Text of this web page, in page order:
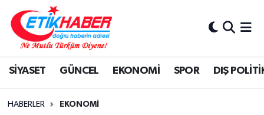
SİYASET GÜNCEL EKONOMİ SPOR DIŞ
HABERLER EKONOMİ
BİLİM-TEKNOLOJİ
DIŞ POLİTİKA
DÜNYA
Nöbetçi Eczaneler
Hava Durumu
İstanbul Namaz Vakitleri